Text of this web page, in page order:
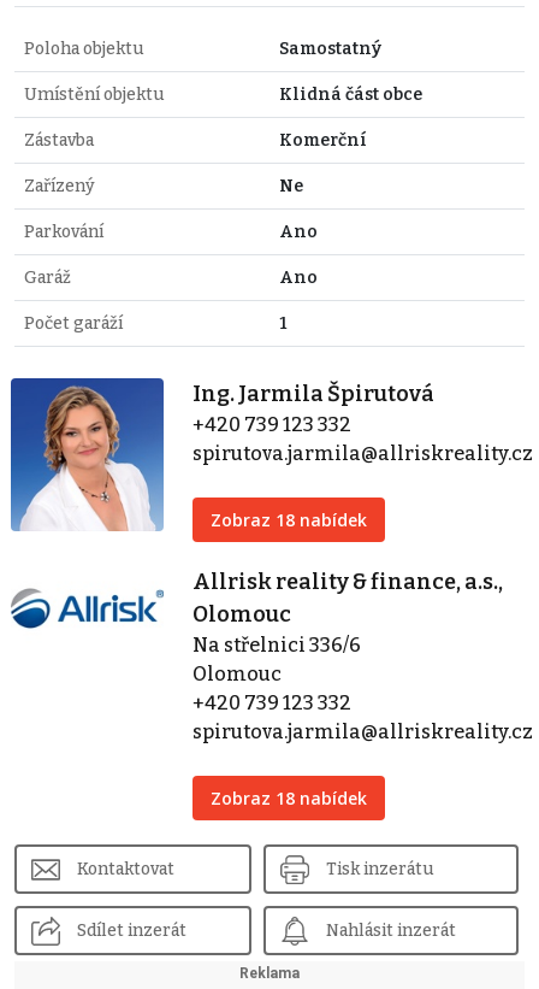
Poloha objektu Samostatný
Umístění objektu Klidná část obce
Zástavba Komerční
Zařízený Ne
Parkování Ano
Garáž Ano
Počet garáží 1
Ing. Jarmila Špirutová
+420 739 123 332
spirutova.jarmila@allriskreality.cz
Zobraz 18 nabídek
Allrisk reality & finance, a.s.,
Olomouc
Na střelnici 336/6
Olomouc
+420 739 123 332
spirutova.jarmila@allriskreality.cz
Zobraz 18 nabídek
Kontaktovat Tisk inzerátu
Sdílet inzerát Nahlásit inzerát